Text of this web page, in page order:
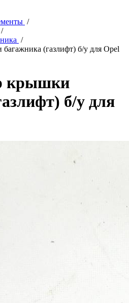
/
/
/
(газлифт) б/у для Opel
крышки
б/у для